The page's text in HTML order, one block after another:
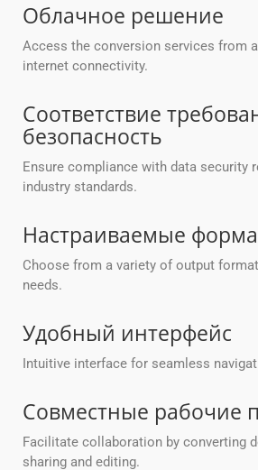
Облачное решение
Access the conversion services from
internet connectivity.
Соответствие
безопасность
Ensure compliance with data security
industry standards.
Настраиваемые
Choose from a variety of output
needs.
Удобный интерфейс
Intuitive interface for seamless
Совместные рабочие
Facilitate collaboration by converting
sharing and editing.